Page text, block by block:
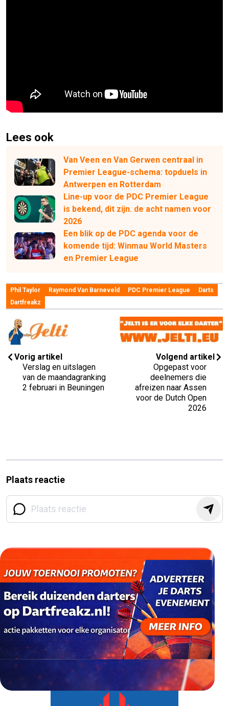
Lees ook
Van Veen en Van Gerwen centraal in
Premier League-schema: topduels in
Antwerpen en Rotterdam
Line-up voor de PDC Premier League
is bekend, dit zijn. de acht namen voor
2026
Een blik op de PDC agenda voor de
komende tijd: Winmau World Masters
en Premier League
Phil Taylor Raymond Van Barneveld PDC Premier League
Darts
Dartfreakz
Vorig artikel
Verslag en uitslagen
van de maandagranking
2 februari in Beuningen
Volgend artikel
Opgepast voor
deelnemers die
afreizen naar Assen
voor de Dutch Open
2026
Plaats reactie